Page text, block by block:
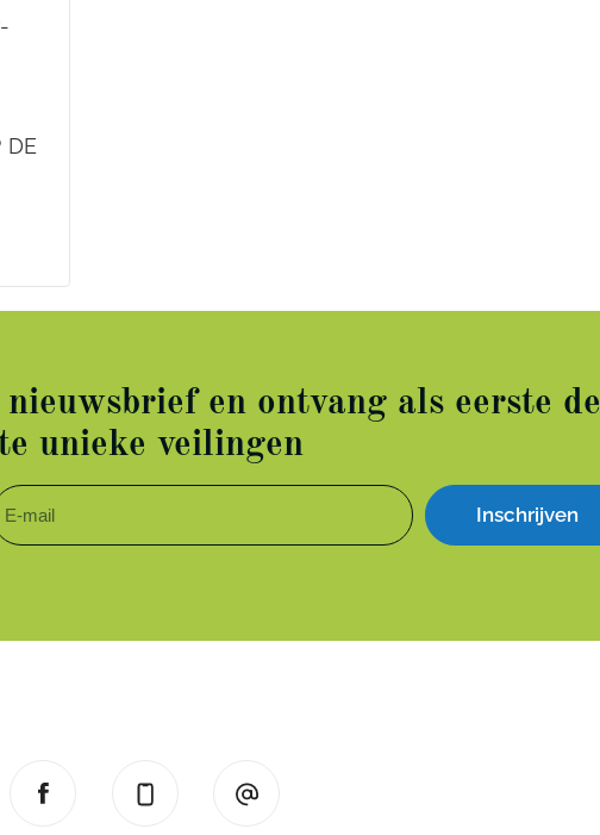
DE
en ontvang als eerste de
unieke veilingen
Inschrijven